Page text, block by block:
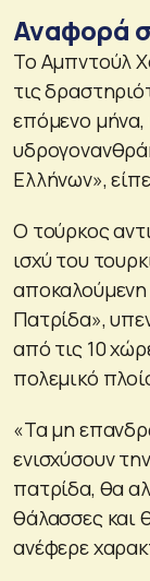
Αναφορά
Το Αμπντούλ
τις
επόμενο
Ελλήνων»,
Ο τούρκος
ισχύ του
Πατρίδα»,
από τις 10
πολεμικό
«Τα μη
ενισχύσουν
πατρίδα, θα
θάλασσες και
ανέφερε